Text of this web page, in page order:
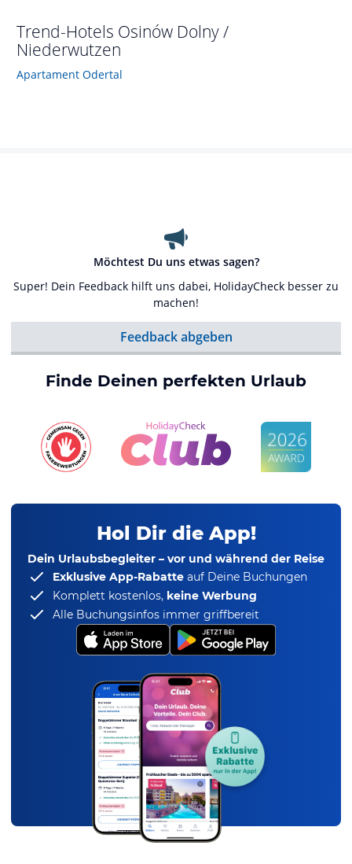
Trend-Hotels Osinów Dolny /
Niederwutzen
Apartament Odertal
Möchtest Du uns etwas sagen?
Super! Dein Feedback hilft uns dabei, HolidayCheck besser zu
machen!
Feedback abgeben
Finde Deinen perfekten Urlaub
Hol Dir die App!
Dein Urlaubsbegleiter – vor und während der Reise
Exklusive App-Rabatte auf Deine Buchungen
Komplett kostenlos, keine Werbung
Alle Buchungsinfos immer griffbereit